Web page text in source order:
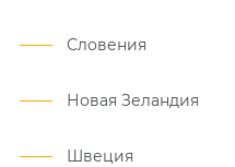
Словения
Новая Зеландия
Швеция